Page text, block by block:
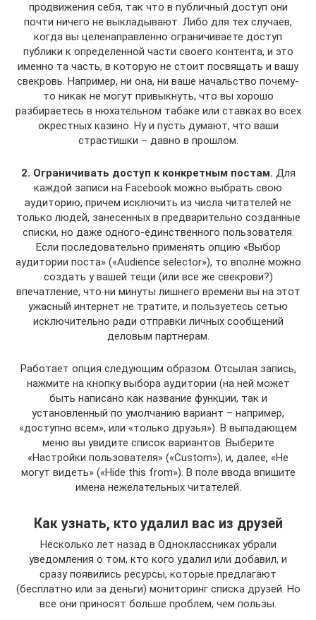
продвижения себя, так что в публичный доступ они
почти ничего не выкладывают. Либо для тех случаев,
когда вы целенаправленно ограничиваете доступ
публики к определенной части своего контента, и это
именно та часть, в которую не стоит посвящать и вашу
свекровь. Например, ни она, ни ваше начальство почему-
то никак не могут привыкнуть, что вы хорошо
разбираетесь в нюхательном табаке или ставках во всех
окрестных казино. Ну и пусть думают, что ваши
страстишки – давно в прошлом.
2. Ограничивать доступ к конкретным постам. Для
каждой записи на Facebook можно выбрать свою
аудиторию, причем исключить из числа читателей не
только людей, занесенных в предварительно созданные
списки, но даже одного-единственного пользователя.
Если последовательно применять опцию «Выбор
аудитории поста» («Audience selector»), то вполне можно
создать у вашей тещи (или все же свекрови?)
впечатление, что ни минуты лишнего времени вы на этот
ужасный интернет не тратите, и пользуетесь сетью
исключительно ради отправки личных сообщений
деловым партнерам.
Работает опция следующим образом. Отсылая запись,
нажмите на кнопку выбора аудитории (на ней может
быть написано как название функции, так и
установленный по умолчанию вариант – например,
«доступно всем», или «только друзья»). В выпадающем
меню вы увидите список вариантов. Выберите
«Настройки пользователя» («Custom»), и, далее, «Не
могут видеть» («Hide this from»). В поле ввода впишите
имена нежелательных читателей.
Как узнать, кто удалил вас из друзей
Несколько лет назад в Одноклассниках убрали
уведомления о том, кто кого удалил или добавил, и
сразу появились ресурсы, которые предлагают
(бесплатно или за деньги) мониторинг списка друзей. Но
все они приносят больше проблем, чем пользы.